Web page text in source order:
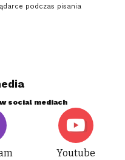
podczas pisania
social mediach
Youtube